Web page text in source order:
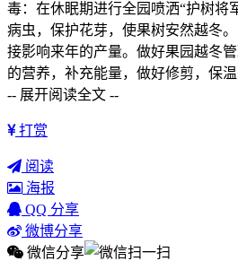
毒：在休眠期进行全园喷洒“护树将
病虫，保护花芽，使果树安然越
接影响来年的产量。做好果园越冬
的营养，补充能量，做好修剪，保
-- 展开阅读全文 --
打赏
阅读
海报
QQ 分享
微博分享
微信分享